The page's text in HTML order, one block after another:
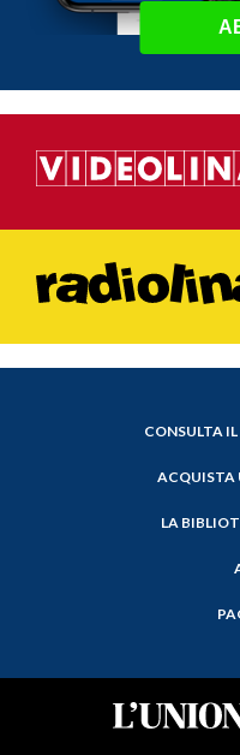
CONSULTA
ACQUISTA
LA